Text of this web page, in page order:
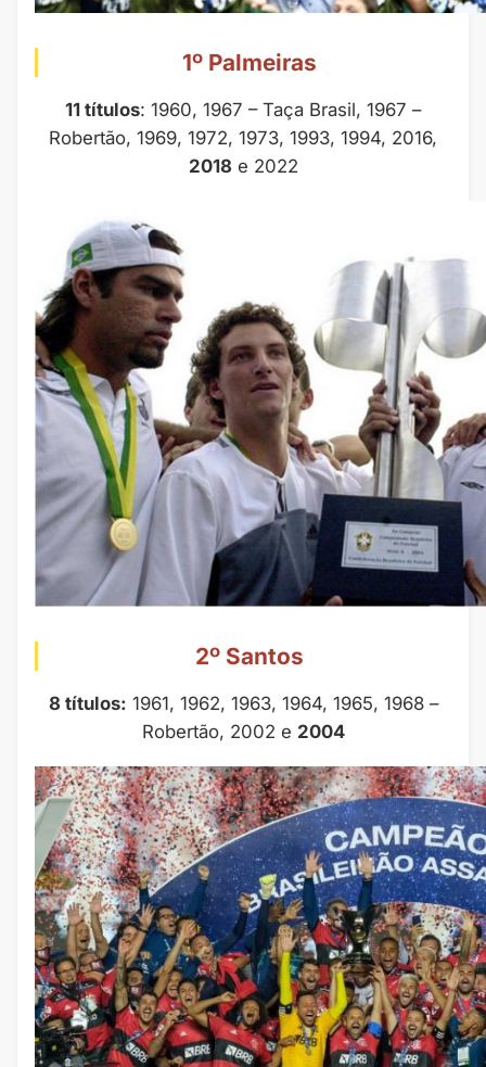
1º Palmeiras
11 títulos: 1960, 1967 – Taça Brasil, 1967 –
Robertão, 1969, 1972, 1973, 1993, 1994, 2016,
2018e 2022
2º Santos
8 títulos: 1961, 1962, 1963, 1964, 1965, 1968 –
Robertão, 2002 e 2004